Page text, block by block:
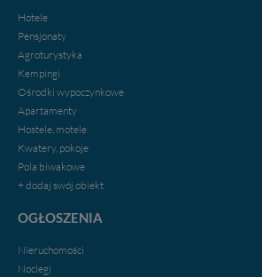
Hotele
Pensjonaty
Agroturystyka
Kempingi
Ośrodki wypoczynkowe
Apartamenty
Hostele, motele
Kwatery, pokoje
Pola biwakowe
+ dodaj swój obiekt
OGŁOSZENIA
Nieruchomości
Noclegi